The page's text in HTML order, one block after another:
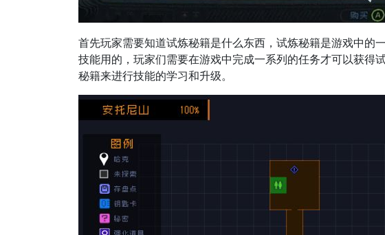
首先玩家需要知道试炼秘籍是什么东西，试炼秘籍是游戏中的
技能用的，玩家们需要在游戏中完成一系列的任务才可以获得
秘籍来进行技能的学习和升级。